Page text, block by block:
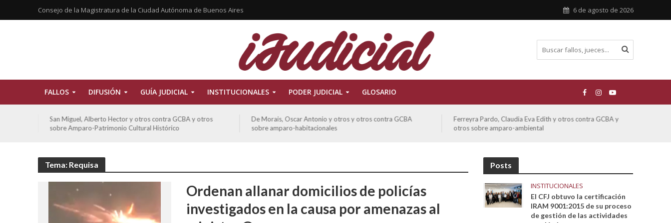
Consejo de la Magistratura de la Ciudad Autónoma de Buenos Aires 6 de agosto de 2026
FALLOS DIFUSIÓN GUÍA JUDICIAL INSTITUCIONALES PODER JUDICIAL GLOSARIO
De Morais, Oscar Antonio y otros y otros contra GCBA
sobre amparo-habitacionales
Ferreyra Pardo, Claudia Eva Edith y otros contra GCBA y
otros sobre amparo-ambiental
ATE contra GCBA sobre amparo – empleo publico otros
Tema: Requisa
Ordenan allanar domicilios de policías
investigados en la causa por amenazas al
Posts
INSTITUCIONALES
El CFJ obtuvo la certificación
IRAM 9001:2015 de su proceso
de gestión de las actividades